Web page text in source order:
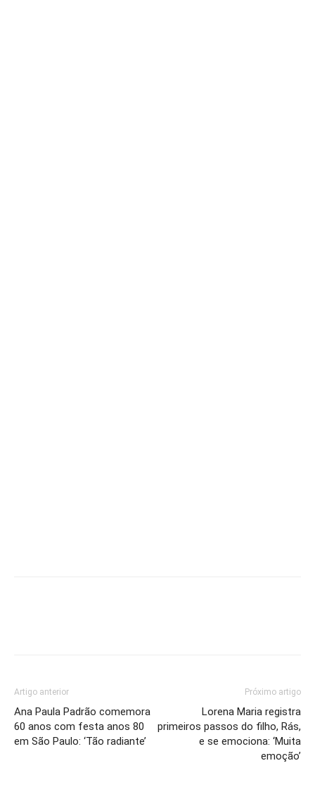
Artigo anterior
Ana Paula Padrão comemora
60 anos com festa anos 80
em São Paulo: ‘Tão radiante’
Próximo artigo
Lorena Maria registra
primeiros passos do filho, Rás,
e se emociona: ‘Muita
emoção’